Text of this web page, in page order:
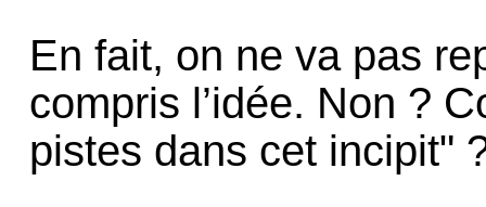
En fait, on ne va pas
compris l’idée. Non ?
pistes dans cet incipit"